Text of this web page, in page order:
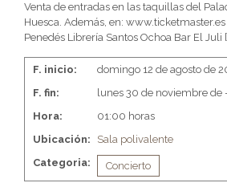
Venta de entradas en las taquillas del
Huesca. Además, en:
Penedés Librería Santos Ochoa Bar El Juli
F. inicio:
domingo 12 de agosto de
F. fin:
lunes 30 de noviembre de
Hora:
01:00 horas
Ubicación:
Sala polivalente
Categoria:
Concierto